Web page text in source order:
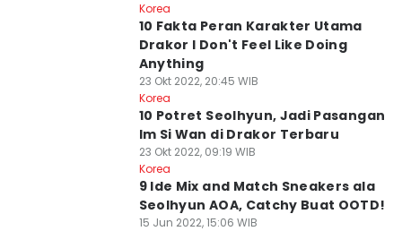
Korea
10 Fakta Peran Karakter Utama
Drakor I Don't Feel Like Doing
Anything
23 Okt 2022, 20:45 WIB
Korea
10 Potret Seolhyun, Jadi Pasangan
Im Si Wan di Drakor Terbaru
23 Okt 2022, 09:19 WIB
Korea
9 Ide Mix and Match Sneakers ala
Seolhyun AOA, Catchy Buat OOTD!
15 Jun 2022, 15:06 WIB